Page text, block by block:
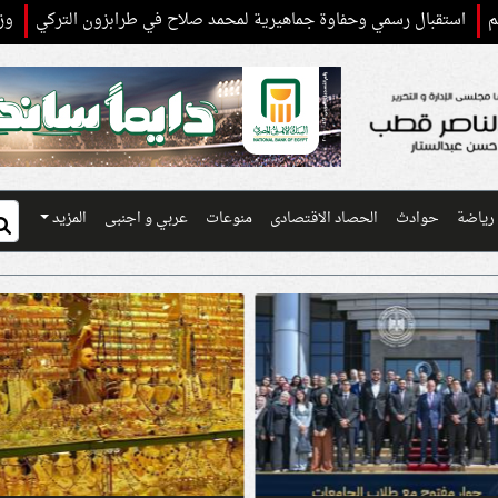
استقبال رسمي وحفاوة جماهيرية لمحمد صلاح في طرابزون التركي وزير
رياضة حوادث الحصاد الاقتصادى منوعات عربي و اجنبى المزيد